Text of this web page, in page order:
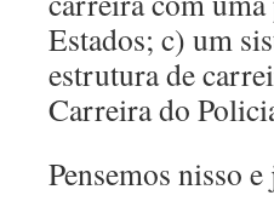
Estados; c) um
estrutura de
Carreira do
Pensemos nisso e